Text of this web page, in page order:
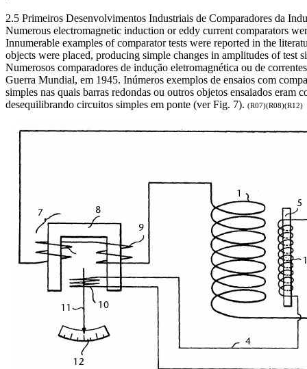
2.5 Primeiros Desenvolvimentos Industriais de Comparadores da
Numerous electromagnetic induction or eddy current comparators
Innumerable examples of comparator tests were reported in the
objects were placed, producing simple changes in amplitudes of
Numerosos comparadores de indução eletromagnética ou de
Guerra Mundial, em 1945. Inúmeros exemplos de ensaios com
simples nas quais barras redondas ou outros objetos ensaiados
desequilibrando circuitos simples em ponte (ver Fig. 7). (R07)(R08)(R12)